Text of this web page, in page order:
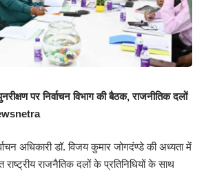
पर निर्वाचन विभाग की बैठक, राजनीतिक दलों
अधिकारी डॉ. विजय कुमार जोगदंण्डे की अध्यता में
राष्ट्रीय राजनैतिक दलों के प्रतिनिधियों के साथ